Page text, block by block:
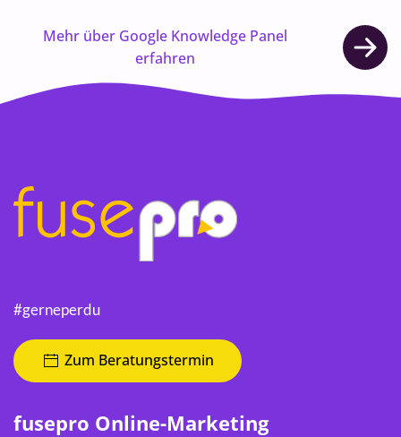
Mehr über Google Knowledge Panel
erfahren
#gerneperdu
Zum Beratungstermin
fusepro Online-Marketing